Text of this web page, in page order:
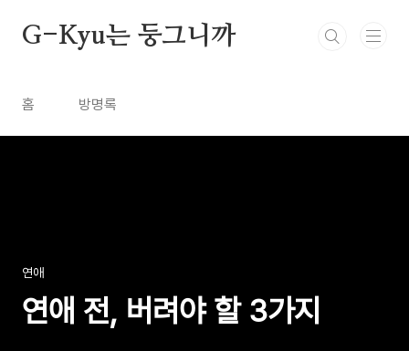
G-Kyu는 둥그니까
홈 방명록
연애
연애 전, 버려야 할 3가지